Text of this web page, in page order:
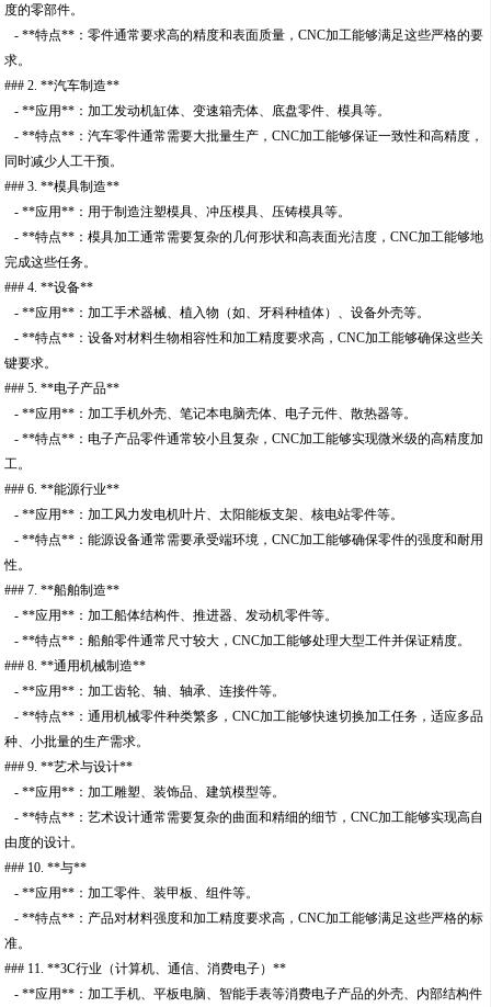
度的零部件。
- **特点**：零件通常要求高的精度和表面质量，CNC加工能够满足这些严格的要
求。
### 2. **汽车制造**
- **应用**：加工发动机缸体、变速箱壳体、底盘零件、模具等。
- **特点**：汽车零件通常需要大批量生产，CNC加工能够保证一致性和高精度，
同时减少人工干预。
### 3. **模具制造**
- **应用**：用于制造注塑模具、冲压模具、压铸模具等。
- **特点**：模具加工通常需要复杂的几何形状和高表面光洁度，CNC加工能够地
完成这些任务。
### 4. **设备**
- **应用**：加工手术器械、植入物（如、牙科种植体）、设备外壳等。
- **特点**：设备对材料生物相容性和加工精度要求高，CNC加工能够确保这些关
键要求。
### 5. **电子产品**
- **应用**：加工手机外壳、笔记本电脑壳体、电子元件、散热器等。
- **特点**：电子产品零件通常较小且复杂，CNC加工能够实现微米级的高精度加
工。
### 6. **能源行业**
- **应用**：加工风力发电机叶片、太阳能板支架、核电站零件等。
- **特点**：能源设备通常需要承受端环境，CNC加工能够确保零件的强度和耐用
性。
### 7. **船舶制造**
- **应用**：加工船体结构件、推进器、发动机零件等。
- **特点**：船舶零件通常尺寸较大，CNC加工能够处理大型工件并保证精度。
### 8. **通用机械制造**
- **应用**：加工齿轮、轴、轴承、连接件等。
- **特点**：通用机械零件种类繁多，CNC加工能够快速切换加工任务，适应多品
种、小批量的生产需求。
### 9. **艺术与设计**
- **应用**：加工雕塑、装饰品、建筑模型等。
- **特点**：艺术设计通常需要复杂的曲面和精细的细节，CNC加工能够实现高自
由度的设计。
### 10. **与**
- **应用**：加工零件、装甲板、组件等。
- **特点**：产品对材料强度和加工精度要求高，CNC加工能够满足这些严格的标
准。
### 11. **3C行业（计算机、通信、消费电子）**
- **应用**：加工手机、平板电脑、智能手表等消费电子产品的外壳、内部结构件